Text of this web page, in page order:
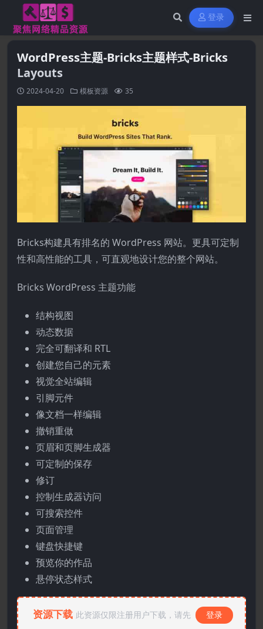
登录
WordPress主题-Bricks主题样式-Bricks
Layouts
2024-04-20 模板资源 35
Bricks构建具有排名的 WordPress 网站。更具可定制
性和高性能的工具，可直观地设计您的整个网站。
Bricks WordPress 主题功能
结构视图
动态数据
完全可翻译和 RTL
创建您自己的元素
视觉全站编辑
引脚元件
像文档一样编辑
撤销重做
页眉和页脚生成器
可定制的保存
修订
控制生成器访问
可搜索控件
页面管理
键盘快捷键
预览你的作品
悬停状态样式
资源下载 此资源仅限注册用户下载，请先 登录